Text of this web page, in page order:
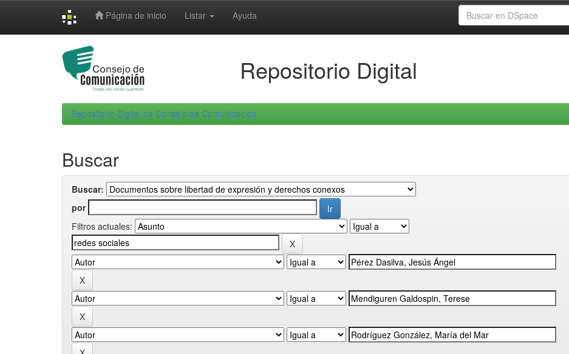
Página de inicio Listar Ayuda
Repositorio Digital
Repositorio Digital de Consejo de Comunicacion
Buscar
Buscar:
por
Filtros actuales: